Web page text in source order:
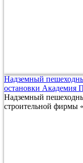
Надземный
остановки Академия
Надземный
строительной фирмы